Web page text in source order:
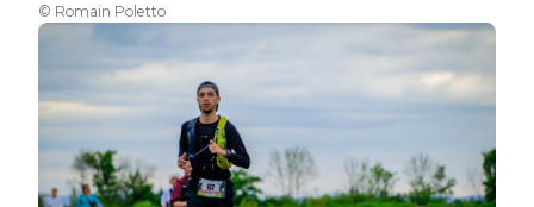
© Romain Poletto